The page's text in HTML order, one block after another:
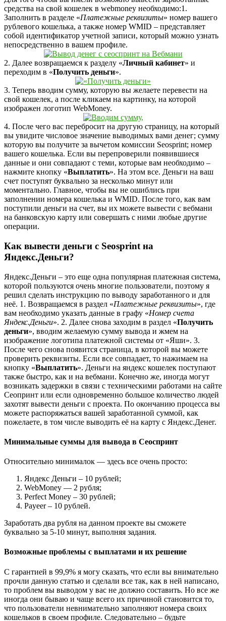
средства на свой кошелек в webmoney необходимо:1.
Заполнить в разделе «Платежные реквизиты» номер вашего
рублевого кошелька, а также номер WMID – представляет
собой идентификатор учетной записи, который можно узнать
непосредственно в вашем профиле.
2. Далее возвращаемся к разделу «Личный кабинет» и
переходим в «Получить деньги».
3. Теперь вводим сумму, которую вы желаете перевести на
свой кошелек, а после кликаем на картинку, на которой
изображен логотип WebMoney.
4. После чего вас перебросит на другую страницу, на который
вы увидите числовое значение выводимых вами денег; сумму
которую вы получите за вычетом комиссии Seosprint; номер
вашего кошелька. Если вы перепроверили появившиеся
данные и они совпадают с теми, которые вам необходимо –
нажмите кнопку «Выплатить». На этом все. Деньги на ваш
счет поступят буквально за несколько минут или
моментально. Главное, чтобы вы не ошиблись при
заполнении номера кошелька и WMID. После того, как вам
поступили деньги на счет, вы их можете вывести с вебмани
на банковскую карту или совершать с ними любые другие
операции.
Как вывести деньги с Seosprint на
Яндекс.Деньги?
Яндекс.Деньги – это еще одна популярная платежная система,
которой пользуются очень многие пользователи, поэтому я
решил сделать инструкцию по выводу заработанного и для
неё. 1. Возвращаемся в раздел «Платежные реквизиты», где
вам необходимо указать данные в графу «Номер счета
Яндекс.Деньги». 2. Далее снова заходим в раздел «Получить
деньги», вводим желаемую сумму вывода и жмем на
изображение логотипа платежной системы от «Яши». 3.
После чего снова появится страница, в которой вы можете
проверить реквизиты. Если все совпадает, то нажимаем на
кнопку «Выплатить». Деньги на яндекс кошелек поступают
также быстро, как и на вебмани. Конечно же, иногда могут
возникать задержки в связи с техническими работами на сайте
Сеопринт или если одновременно большое количество людей
захотят вывести деньги с проекта. По окончанию процесса вы
можете распоряжаться вашей заработанной суммой, как
пожелаете, в том числе выводить её на карту с Яндекс.Денег.
Минимальные суммы для вывода в Сеоспринт
Относительно минималок — здесь все очень просто:
Яндекс Деньги – 10 рублей;
WebMoney — 2 рубля;
Perfect Money – 30 рублей;
Payeer – 10 рублей.
Заработать два рубля на данном проекте вы сможете
буквально за 5-10 минут, выполняя задания.
Возможные проблемы с выплатами и их решение
С гарантией в 99,9% я могу сказать, что если вы внимательно
прочли данную статью и сделали все так, как в ней написано,
то проблем вы выводом у вас не должно составить. Но все же
иногда они бываю и чаще всего их причиной становится то,
что пользователи невнимательно заполняют номера своих
кошельков в своем профиле. Следовательно – будьте